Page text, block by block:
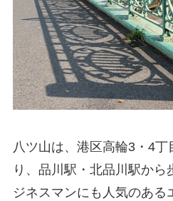
八ツ山は、港区高輪3・4
り、品川駅・北品川駅か
ジネスマンにも人気のある